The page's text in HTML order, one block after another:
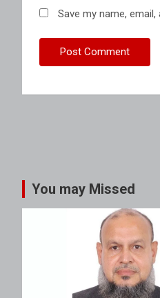
Save my name,
You may Missed